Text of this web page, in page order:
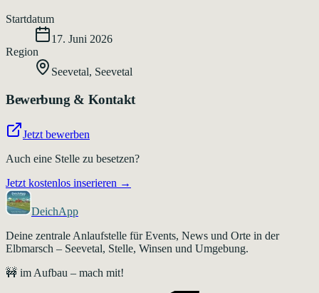
Startdatum
17. Juni 2026
Region
Seevetal, Seevetal
Bewerbung & Kontakt
Jetzt bewerben
Auch eine Stelle zu besetzen?
Jetzt kostenlos inserieren →
DeichApp
Deine zentrale Anlaufstelle für Events, News und Orte in der
Elbmarsch – Seevetal, Stelle, Winsen und Umgebung.
🚧 im Aufbau – mach mit!